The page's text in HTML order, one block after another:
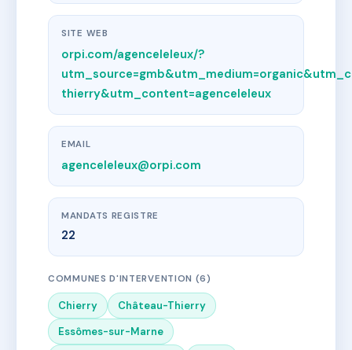
SITE WEB
orpi.com/agenceleleux/?
thierry&utm_content=agenceleleux
EMAIL
agenceleleux@orpi.com
MANDATS REGISTRE
22
COMMUNES D'INTERVENTION (6)
Chierry
Château-Thierry
Essômes-sur-Marne